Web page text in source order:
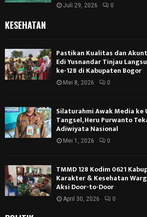
Juli 29, 2026 0
KESEHATAN
Pastikan Kualitas dan
Edi Yusnandar Tinjau
ke-128 di Kabupaten Bogor
Mei 8, 2026 0
Silaturahmi Awak Media ke
Tangsel, Heru Purwanto
Adiwiyata Nasional
Mei 1, 2026 0
TMMD 128 Kodim 0621
Karakter & Kesehatan
Aksi Door-to-Door
April 30, 2026 0